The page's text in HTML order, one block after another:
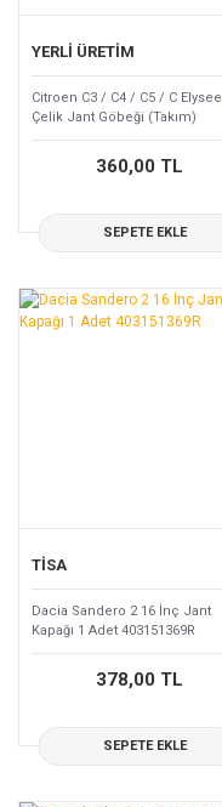
YERLİ ÜRETİM
Citroen C3 / C4 / C5 / C Elysee
Çelik Jant Göbeği (Takım)
5421.70
360,00 TL
SEPETE EKLE
TİSA
Dacia Sandero 2 16 İnç Jant
Kapağı 1 Adet 403151369R
378,00 TL
SEPETE EKLE